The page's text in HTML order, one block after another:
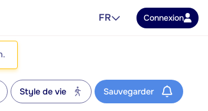
FR Connexion
Style de vie Sauvegarder